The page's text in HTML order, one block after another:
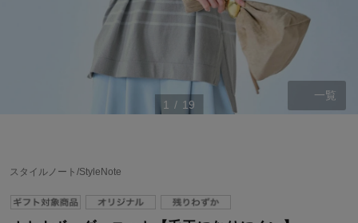
1 / 19
一覧
スタイルノート/StyleNote